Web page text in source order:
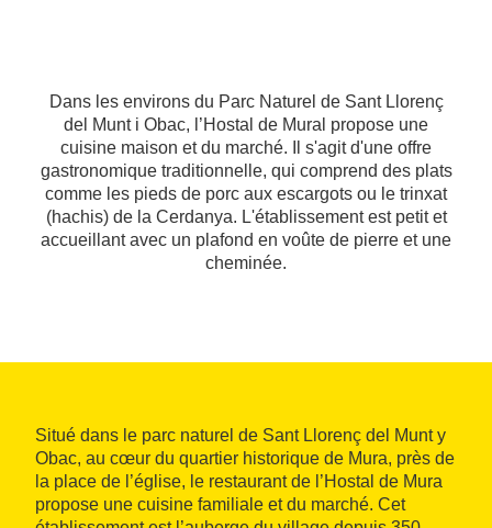
Dans les environs du Parc Naturel de Sant Llorenç
del Munt i Obac, l’Hostal de Mural propose une
cuisine maison et du marché. Il s'agit d'une offre
gastronomique traditionnelle, qui comprend des plats
comme les pieds de porc aux escargots ou le trinxat
(hachis) de la Cerdanya. L'établissement est petit et
accueillant avec un plafond en voûte de pierre et une
cheminée.
Situé dans le parc naturel de Sant Llorenç del Munt y
Obac, au cœur du quartier historique de Mura, près de
la place de l’église, le restaurant de l’Hostal de Mura
propose une cuisine familiale et du marché. Cet